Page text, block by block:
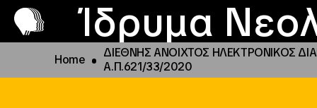
Ίδρυμα
Home
ΔΙΕΘΝΗΣ ΑΝΟΙΧΤΟΣ ΗΛΕΚΤΡΟΝΙΚΟΣ
Α.Π.621/33/2020